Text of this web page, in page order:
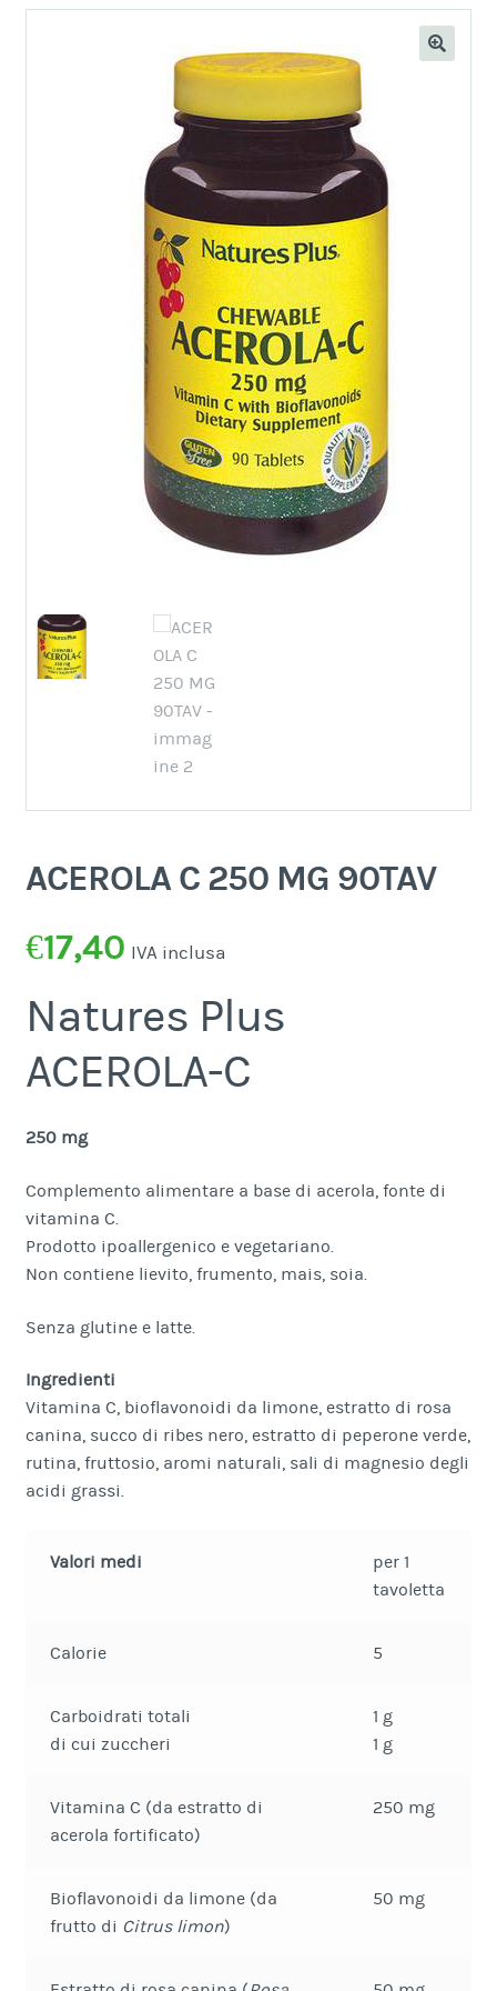
ACEROLA C 250 MG 90TAV
€17,40 IVA inclusa
Natures Plus
ACEROLA-C
250 mg
Complemento alimentare a base di acerola, fonte di
vitamina C.
Prodotto ipoallergenico e vegetariano.
Non contiene lievito, frumento, mais, soia.
Senza glutine e latte.
Ingredienti
Vitamina C, bioflavonoidi da limone, estratto di rosa
canina, succo di ribes nero, estratto di peperone verde,
rutina, fruttosio, aromi naturali, sali di magnesio degli
acidi grassi.
Valori medi
per 1
tavoletta
Calorie 5
Carboidrati totali
di cui zuccheri
1 g
1 g
Vitamina C (da estratto di
acerola fortificato)
250 mg
Bioflavonoidi da limone (da
frutto di Citrus limon)
50 mg